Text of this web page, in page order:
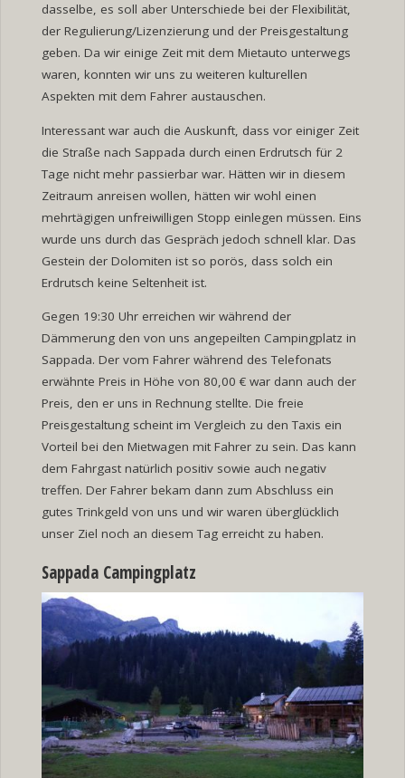
dasselbe, es soll aber Unterschiede bei der Flexibilität,
der Regulierung/Lizenzierung und der Preisgestaltung
geben. Da wir einige Zeit mit dem Mietauto unterwegs
waren, konnten wir uns zu weiteren kulturellen
Aspekten mit dem Fahrer austauschen.
Interessant war auch die Auskunft, dass vor einiger Zeit
die Straße nach Sappada durch einen Erdrutsch für 2
Tage nicht mehr passierbar war. Hätten wir in diesem
Zeitraum anreisen wollen, hätten wir wohl einen
mehrtägigen unfreiwilligen Stopp einlegen müssen. Eins
wurde uns durch das Gespräch jedoch schnell klar. Das
Gestein der Dolomiten ist so porös, dass solch ein
Erdrutsch keine Seltenheit ist.
Gegen 19:30 Uhr erreichen wir während der
Dämmerung den von uns angepeilten Campingplatz in
Sappada. Der vom Fahrer während des Telefonats
erwähnte Preis in Höhe von 80,00 € war dann auch der
Preis, den er uns in Rechnung stellte. Die freie
Preisgestaltung scheint im Vergleich zu den Taxis ein
Vorteil bei den Mietwagen mit Fahrer zu sein. Das kann
dem Fahrgast natürlich positiv sowie auch negativ
treffen. Der Fahrer bekam dann zum Abschluss ein
gutes Trinkgeld von uns und wir waren überglücklich
unser Ziel noch an diesem Tag erreicht zu haben.
Sappada Campingplatz